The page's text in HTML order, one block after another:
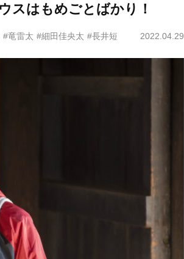
スはもめごとばかり！
#竜雷太 #細田佳央太 #長井短 2022.04.29